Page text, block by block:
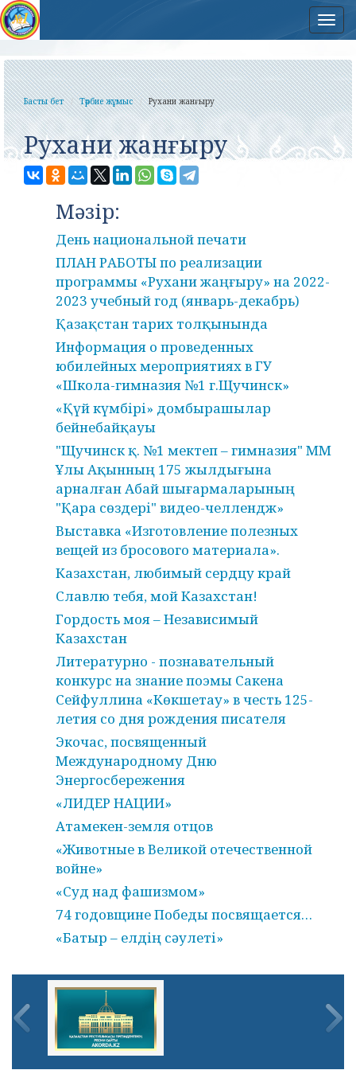
Басты бет Тәрбие жұмыс Рухани жанғыру
Рухани жанғыру
Мәзір:
День национальной печати
ПЛАН РАБОТЫ по реализации
программы «Рухани жаңғыру» на 2022-
2023 учебный год (январь-декабрь)
Қазақстан тарих толқынында
Информация о проведенных
юбилейных мероприятиях в ГУ
«Школа-гимназия №1 г.Щучинск»
«Қүй күмбірі» домбырашылар
бейнебайқауы
"Щучинск қ. №1 мектеп – гимназия" ММ
Ұлы Ақынның 175 жылдығына
арналған Абай шығармаларының
"Қара сөздері" видео-челлендж»
Выставка «Изготовление полезных
вещей из бросового материала».
Казахстан, любимый сердцу край
Славлю тебя, мой Казахстан!
Гордость моя – Независимый
Казахстан
Литературно - познавательный
конкурс на знание поэмы Сакена
Сейфуллина «Көкшетау» в честь 125-
летия со дня рождения писателя
Экочас, посвященный
Международному Дню
Энергосбережения
«ЛИДЕР НАЦИИ»
Атамекен-земля отцов
«Животные в Великой отечественной
войне»
«Суд над фашизмом»
74 годовщине Победы посвящается…
«Батыр – елдің сәулеті»